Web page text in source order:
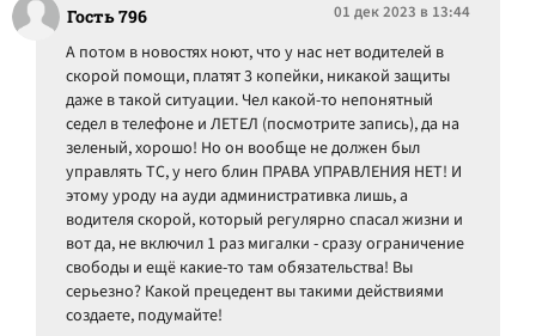
Гость 796 01 дек 2023 в 13:44
А потом в новостях ноют, что у нас нет водителей в
скорой помощи, платят 3 копейки, никакой защиты
даже в такой ситуации. Чел какой-то непонятный
седел в телефоне и ЛЕТЕЛ (посмотрите запись), да на
зеленый, хорошо! Но он вообще не должен был
управлять ТС, у него блин ПРАВА УПРАВЛЕНИЯ НЕТ! И
этому уроду на ауди административка лишь, а
водителя скорой, который регулярно спасал жизни и
вот да, не включил 1 раз мигалки - сразу ограничение
свободы и ещё какие-то там обязательства! Вы
серьезно? Какой прецедент вы такими действиями
создаете, подумайте!